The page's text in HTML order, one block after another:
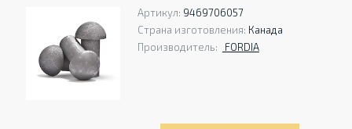
Артикул: 9469706057
Страна изготовления: Канада
Производитель:
FORDIA